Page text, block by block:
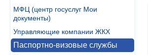
МФЦ (центр госуслуг Мои
документы)
Управляющие компании ЖКХ
Паспортно-визовые службы